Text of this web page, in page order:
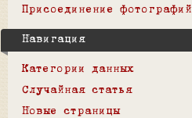
Присоединение фотографий
Навигация
Категории данных
Случайная статья
Новые страницы